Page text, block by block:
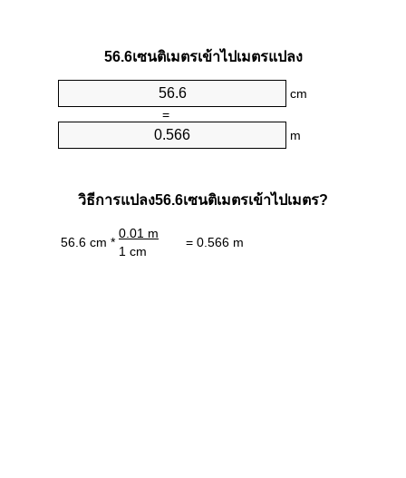
56.6เซนติเมตรเข้าไปเมตรแปลง
cm
=
m
วิธีการแปลง56.6เซนติเมตรเข้าไปเมตร?
56.6 cm *
0.01 m
= 0.566 m
1 cm